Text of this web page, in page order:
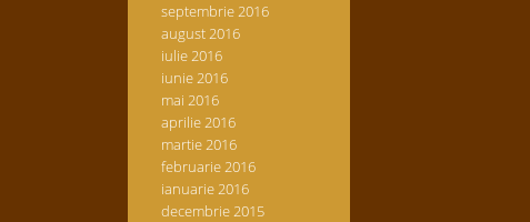
septembrie 2016
august 2016
iulie 2016
iunie 2016
mai 2016
aprilie 2016
martie 2016
februarie 2016
ianuarie 2016
decembrie 2015